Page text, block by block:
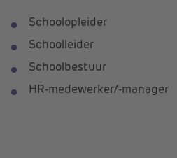
Schoolopleider
Schoolleider
Schoolbestuur
HR-medewerker/-manager